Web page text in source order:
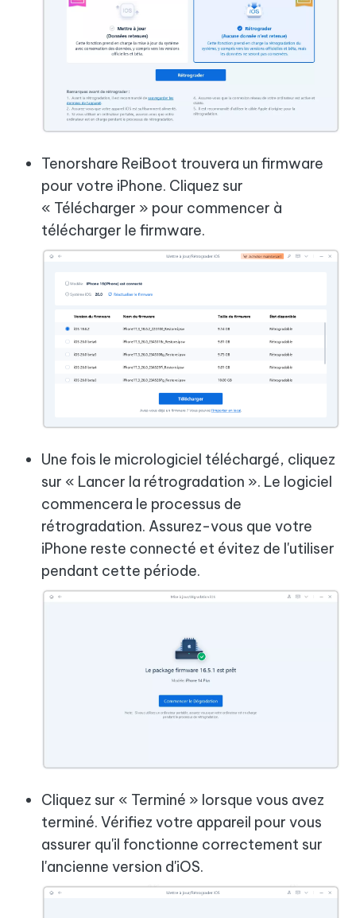
Tenorshare ReiBoot trouvera un firmware
pour votre iPhone. Cliquez sur
« Télécharger » pour commencer à
télécharger le firmware.
Une fois le micrologiciel téléchargé, cliquez
sur « Lancer la rétrogradation ». Le logiciel
commencera le processus de
rétrogradation. Assurez-vous que votre
iPhone reste connecté et évitez de l'utiliser
pendant cette période.
Cliquez sur « Terminé » lorsque vous avez
terminé. Vérifiez votre appareil pour vous
assurer qu'il fonctionne correctement sur
l'ancienne version d'iOS.